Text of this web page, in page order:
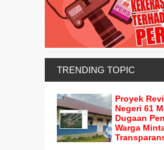
TRENDING TOPIC
Proyek
Negeri 61
Dugaan
Warga